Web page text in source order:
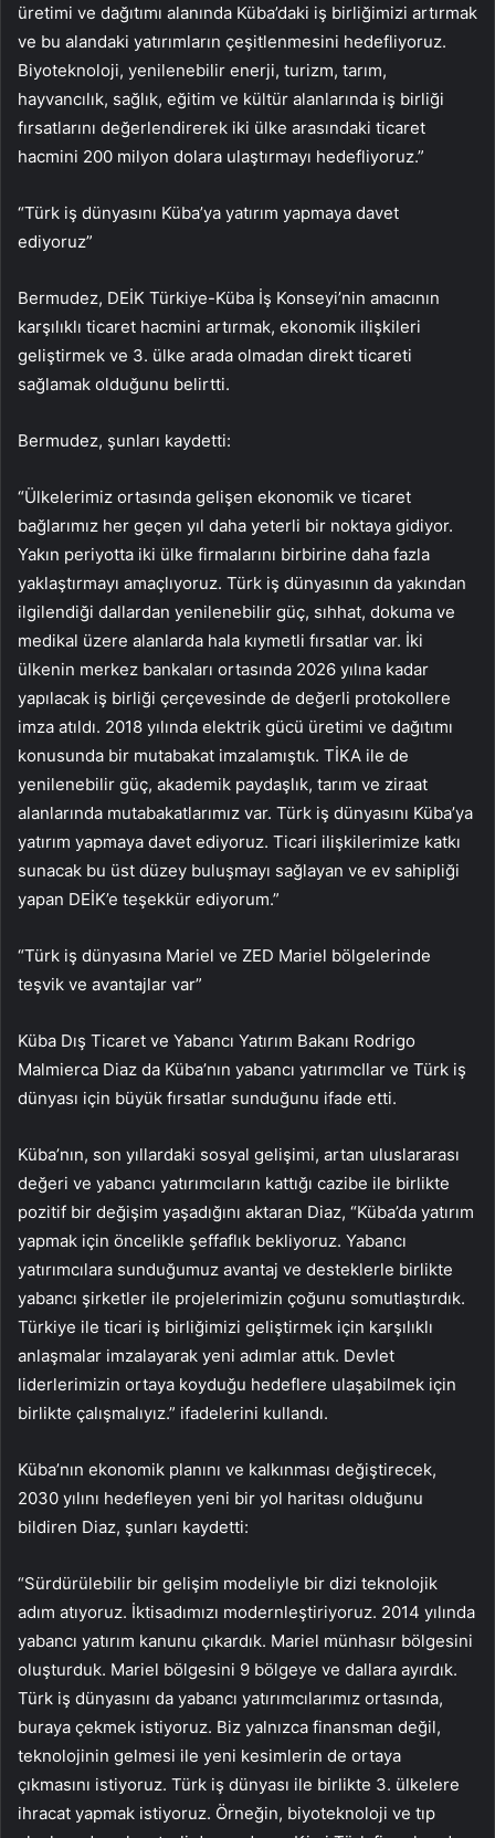
üretimi ve dağıtımı alanında Küba’daki iş birliğimizi artırmak
ve bu alandaki yatırımların çeşitlenmesini hedefliyoruz.
Biyoteknoloji, yenilenebilir enerji, turizm, tarım,
hayvancılık, sağlık, eğitim ve kültür alanlarında iş birliği
fırsatlarını değerlendirerek iki ülke arasındaki ticaret
hacmini 200 milyon dolara ulaştırmayı hedefliyoruz.”
“Türk iş dünyasını Küba’ya yatırım yapmaya davet
ediyoruz”
Bermudez, DEİK Türkiye-Küba İş Konseyi’nin amacının
karşılıklı ticaret hacmini artırmak, ekonomik ilişkileri
geliştirmek ve 3. ülke arada olmadan direkt ticareti
sağlamak olduğunu belirtti.
Bermudez, şunları kaydetti:
“Ülkelerimiz ortasında gelişen ekonomik ve ticaret
bağlarımız her geçen yıl daha yeterli bir noktaya gidiyor.
Yakın periyotta iki ülke firmalarını birbirine daha fazla
yaklaştırmayı amaçlıyoruz. Türk iş dünyasının da yakından
ilgilendiği dallardan yenilenebilir güç, sıhhat, dokuma ve
medikal üzere alanlarda hala kıymetli fırsatlar var. İki
ülkenin merkez bankaları ortasında 2026 yılına kadar
yapılacak iş birliği çerçevesinde de değerli protokollere
imza atıldı. 2018 yılında elektrik gücü üretimi ve dağıtımı
konusunda bir mutabakat imzalamıştık. TİKA ile de
yenilenebilir güç, akademik paydaşlık, tarım ve ziraat
alanlarında mutabakatlarımız var. Türk iş dünyasını Küba’ya
yatırım yapmaya davet ediyoruz. Ticari ilişkilerimize katkı
sunacak bu üst düzey buluşmayı sağlayan ve ev sahipliği
yapan DEİK’e teşekkür ediyorum.”
“Türk iş dünyasına Mariel ve ZED Mariel bölgelerinde
teşvik ve avantajlar var”
Küba Dış Ticaret ve Yabancı Yatırım Bakanı Rodrigo
Malmierca Diaz da Küba’nın yabancı yatırımcIlar ve Türk iş
dünyası için büyük fırsatlar sunduğunu ifade etti.
Küba’nın, son yıllardaki sosyal gelişimi, artan uluslararası
değeri ve yabancı yatırımcıların kattığı cazibe ile birlikte
pozitif bir değişim yaşadığını aktaran Diaz, “Küba’da yatırım
yapmak için öncelikle şeffaflık bekliyoruz. Yabancı
yatırımcılara sunduğumuz avantaj ve desteklerle birlikte
yabancı şirketler ile projelerimizin çoğunu somutlaştırdık.
Türkiye ile ticari iş birliğimizi geliştirmek için karşılıklı
anlaşmalar imzalayarak yeni adımlar attık. Devlet
liderlerimizin ortaya koyduğu hedeflere ulaşabilmek için
birlikte çalışmalıyız.” ifadelerini kullandı.
Küba’nın ekonomik planını ve kalkınması değiştirecek,
2030 yılını hedefleyen yeni bir yol haritası olduğunu
bildiren Diaz, şunları kaydetti:
“Sürdürülebilir bir gelişim modeliyle bir dizi teknolojik
adım atıyoruz. İktisadımızı modernleştiriyoruz. 2014 yılında
yabancı yatırım kanunu çıkardık. Mariel münhasır bölgesini
oluşturduk. Mariel bölgesini 9 bölgeye ve dallara ayırdık.
Türk iş dünyasını da yabancı yatırımcılarımız ortasında,
buraya çekmek istiyoruz. Biz yalnızca finansman değil,
teknolojinin gelmesi ile yeni kesimlerin de ortaya
çıkmasını istiyoruz. Türk iş dünyası ile birlikte 3. ülkelere
ihracat yapmak istiyoruz. Örneğin, biyoteknoloji ve tıp